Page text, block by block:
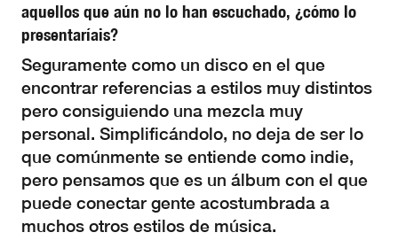
aquellos que aún no lo han escuchado, ¿cómo lo
presentaríais?
Seguramente como un disco en el que
encontrar referencias a estilos muy distintos
pero consiguiendo una mezcla muy
personal. Simplificándolo, no deja de ser lo
que comúnmente se entiende como indie,
pero pensamos que es un álbum con el que
puede conectar gente acostumbrada a
muchos otros estilos de música.